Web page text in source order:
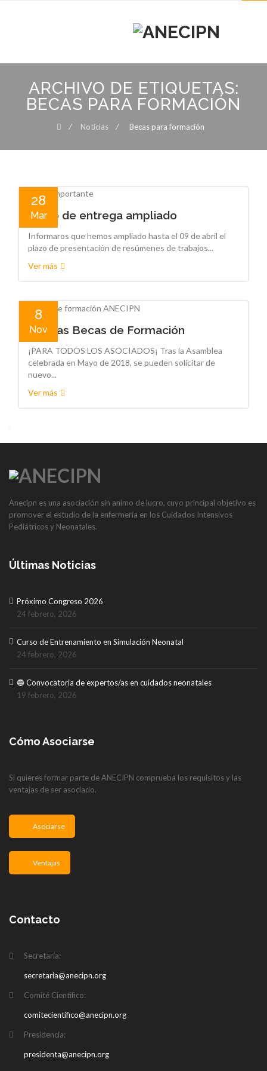
contentARCHIVO DE ETIQUETAS:
BECAS PARA FORMACIÓN
⁄ Noticias ⁄ Becas para formación
28
Mar
Plazo de entrega ampliado
Informaros que hemos ampliado hasta el 09 de abril el
plazo de presentación de resúmenes de trabajos...
Ver más
8
Nov
Nuevas Becas de Formación
¡PARA TODOS LOS ASOCIADOS¡ Tras la Asamblea
celebrada en Mayo de 2018, se pueden solicitar de
nuevo...
Ver más
Anecipn es una asociación sin animo de lucro, cuyo principal objetivo es
promover el estudio de la enfermería en los Cuidados Intensivos
Pediátricos y Neonatales.
Últimas Noticias
Próximo Congreso 2026
24 febrero, 2026
Curso de Entrenamiento en Simulación Neonatal
24 febrero, 2026
🔵 Convocatoria de expertos/as en cuidados neonatales
19 febrero, 2026
Cómo Asociarse
Si quieres formar parte de ANECIPN comprueba los requisitos y las
ventajas de ser asociado.
Asociarse
Ventajas
Contacto
Secretaría:
secretaria@anecipn.org
Comité Científico:
comitecientifico@anecipn.org
Presidencia:
presidenta@anecipn.org